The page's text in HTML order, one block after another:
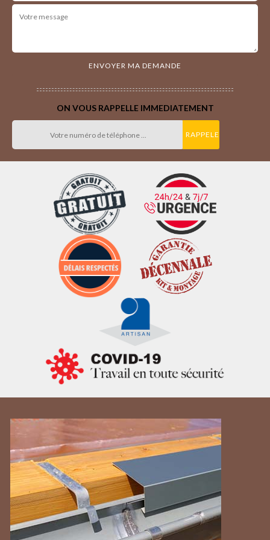
ON VOUS RAPPELLE IMMEDIATEMENT